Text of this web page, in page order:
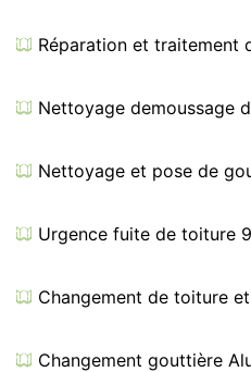
Réparation et traitement
Nettoyage demoussage
Nettoyage et pose de
Urgence fuite de toiture
Changement de toiture
Changement gouttière